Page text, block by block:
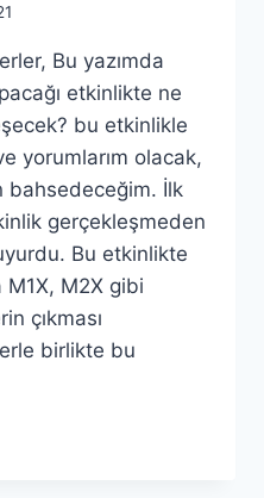
Bu yazımda
etkinlikte ne
bu etkinlikle
yorumlarım olacak,
bahsedeceğim. İlk
gerçekleşmeden
Bu etkinlikte
M2X gibi
çıkması
birlikte bu